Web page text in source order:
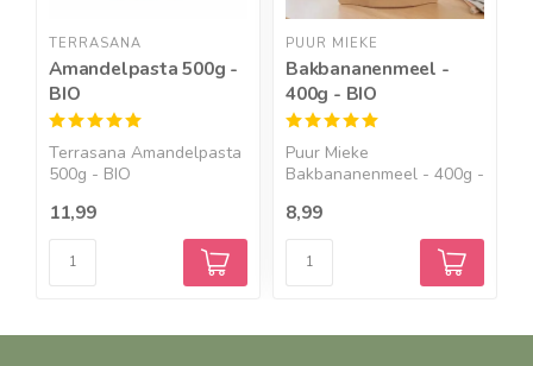
TERRASANA
Amandelpasta 500g -
BIO
Terrasana Amandelpasta
500g - BIO
11,99
PUUR MIEKE
Bakbananenmeel -
400g - BIO
Puur Mieke
Bakbananenmeel - 400g -
8,99